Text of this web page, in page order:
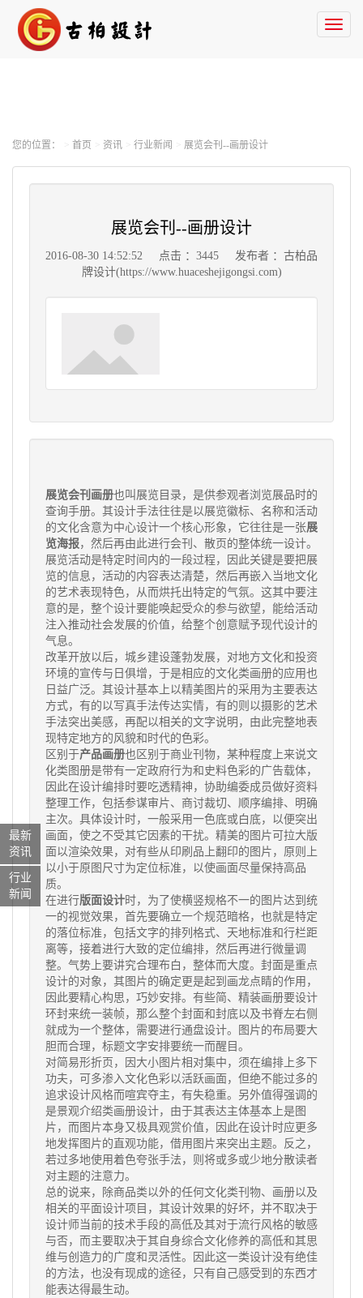
您的位置： 首页 资讯 行业新闻 展览会刊--画册设计
展览会刊--画册设计
2016-08-30 14:52:52 点击 ：3445
发布者 ：古柏品
牌设计(https://www.huaceshejigongsi.com)
展览会刊画册也叫展览目录，是供参观者浏览展品时的
查询手册。其设计手法往往是以展览徽标、名称和活动
的文化含意为中心设计一个核心形象，它往往是一张展
览海报，然后再由此进行会刊、散页的整体统一设计。
展览活动是特定时间内的一段过程，因此关键是要把展
览的信息，活动的内容表达清楚，然后再嵌入当地文化
的艺术表现特色，从而烘托出特定的气氛。这其中要注
意的是，整个设计要能唤起受众的参与欲望，能给活动
注入推动社会发展的价值，给整个创意赋予现代设计的
气息。
改革开放以后，城乡建设蓬勃发展，对地方文化和投资
环境的宣传与日俱增，于是相应的文化类画册的应用也
日益广泛。其设计基本上以精美图片的采用为主要表达
方式，有的以写真手法传达实情，有的则以摄影的艺术
手法突出美感，再配以相关的文字说明，由此完整地表
现特定地方的风貌和时代的色彩。
区别于产品画册也区别于商业刊物，某种程度上来说文
化类图册是带有一定政府行为和史料色彩的广告载体，
因此在设计编排时要吃透精神，协助编委成员做好资料
整理工作，包括参谋审片、商讨裁切、顺序编排、明确
主次。具体设计时，一般采用一色底或白底，以便突出
画面，使之不受其它因素的干扰。精美的图片可拉大版
面以渲染效果，对有些从印刷品上翻印的图片，原则上
以小于原图尺寸为定位标准，以使画面尽量保持高品
质。
在进行版面设计时，为了使横竖规格不一的图片达到统
一的视觉效果，首先要确立一个规范暗格，也就是特定
的落位标准，包括文字的排列格式、天地标准和行栏距
离等，接着进行大致的定位编排，然后再进行微量调
整。气势上要讲究合理布白，整体而大度。封面是重点
设计的对象，其图片的确定更是起到画龙点睛的作用，
因此要精心构思，巧妙安排。有些简、精装画册要设计
环封来统一装帧，那么整个封面和封底以及书脊左右侧
就成为一个整体，需要进行通盘设计。图片的布局要大
胆而合理，标题文字安排要统一而醒目。
对简易形折页，因大小图片相对集中，须在编排上多下
功夫，可多渗入文化色彩以活跃画面，但绝不能过多的
追求设计风格而喧宾夺主，有失稳重。另外值得强调的
是景观介绍类画册设计，由于其表达主体基本上是图
片，而图片本身又极具观赏价值，因此在设计时应更多
地发挥图片的直观功能，借用图片来突出主题。反之，
若过多地使用着色夸张手法，则将或多或少地分散读者
对主题的注意力。
总的说来，除商品类以外的任何文化类刊物、画册以及
相关的平面设计项目，其设计效果的好坏，并不取决于
设计师当前的技术手段的高低及其对于流行风格的敏感
与否，而主要取决于其自身综合文化修养的高低和其思
维与创造力的广度和灵活性。因此这一类设计没有绝佳
的方法，也没有现成的途径，只有自己感受到的东西才
能表达得最生动。
最新
资讯
行业
新闻